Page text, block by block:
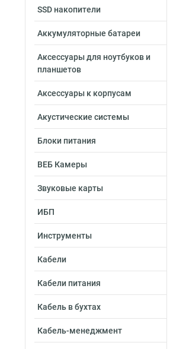
SSD накопители
Аккумуляторные батареи
Аксессуары для ноутбуков и
планшетов
Аксессуары к корпусам
Акустические системы
Блоки питания
ВЕБ Камеры
Звуковые карты
ИБП
Инструменты
Кабели
Кабели питания
Кабель в бухтах
Кабель-менеджмент